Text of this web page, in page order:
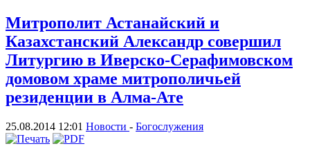
Митрополит Астанайский и
Казахстанский Александр совершил
Литургию в Иверско-Серафимовском
домовом храме митрополичьей
резиденции в Алма-Ате
25.08.2014 12:01 Новости - Богослужения